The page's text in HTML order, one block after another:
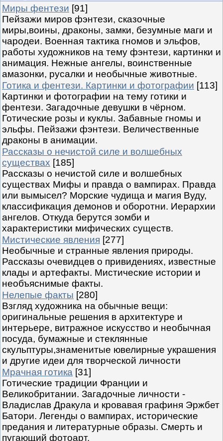
Миры фентези [91]
Пейзажи миров фэнтези, сказочные
миры,воины, драконы, замки, безумные маги и
чародеи. Военная тактика гномов и эльфов,
работы художников на тему фэнтези, картинки и
анимация. Нежные ангелы, воинственные
амазонки, русалки и необычные животные.
Готика и фентези. Картинки и фотографии [113]
Картинки и фотографии на тему готики и
фентези. Загадочные девушки в чёрном.
Готические розы и куклы. Забавные гномы и
эльфы. Пейзажи фэнтези. Величественные
драконы в анимации.
Рассказы о нечистой силе и волшебных
существах [185]
Рассказы о нечистой силе и волшебных
существах Мифы и правда о вампирах. Правда
или вымысел? Морские чудища и магия Вуду,
классификация демонов и оборотни. Иерархии
ангелов. Откуда берутся зомби и
характеристики мифических существ.
Мистические явления [277]
Необычные и странные явления природы.
Рассказы очевидцев о привидениях, известные
клады и артефакты. Мистические истории и
необъяснимые факты.
Нелепые факты [280]
Взгляд художника на обычные вещи:
оригинальные решения в архитектуре и
интерьере, витражное искусство и необычная
посуда, бумажные и стеклянные
скульптуры,знаменитые ювелирные украшения
и другие идеи для творческой личности
Мрачная готика [31]
Готические традиции Франции и
Великобритании. Загадочные личности -
Владислав Дракула и кровавая графиня Эржбет
Батори. Легенды о вампирах, исторические
предания и литературные образы. Смерть и
пугающий фотоарт.